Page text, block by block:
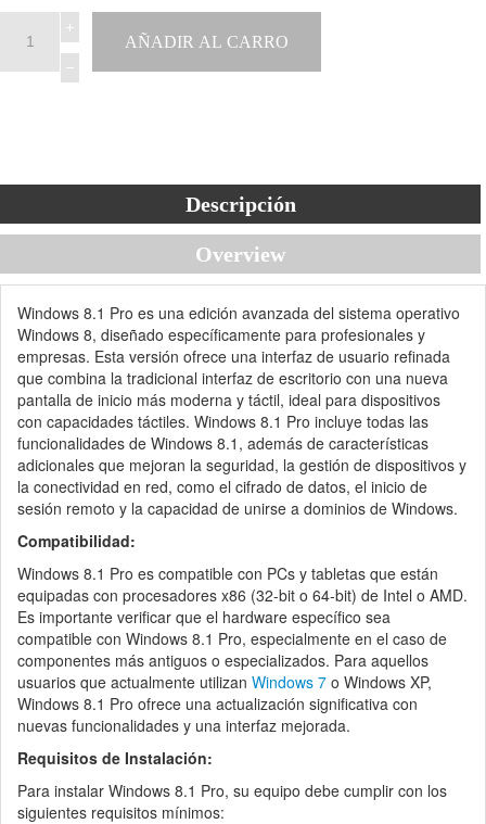
Descripción
Overview
Windows 8.1 Pro es una edición avanzada del sistema operativo
Windows 8, diseñado específicamente para profesionales y
empresas. Esta versión ofrece una interfaz de usuario refinada
que combina la tradicional interfaz de escritorio con una nueva
pantalla de inicio más moderna y táctil, ideal para dispositivos
con capacidades táctiles. Windows 8.1 Pro incluye todas las
funcionalidades de Windows 8.1, además de características
adicionales que mejoran la seguridad, la gestión de dispositivos y
la conectividad en red, como el cifrado de datos, el inicio de
sesión remoto y la capacidad de unirse a dominios de Windows.
Compatibilidad:
Windows 8.1 Pro es compatible con PCs y tabletas que están
equipadas con procesadores x86 (32-bit o 64-bit) de Intel o AMD.
Es importante verificar que el hardware específico sea
compatible con Windows 8.1 Pro, especialmente en el caso de
componentes más antiguos o especializados. Para aquellos
usuarios que actualmente utilizan Windows 7 o Windows XP,
Windows 8.1 Pro ofrece una actualización significativa con
nuevas funcionalidades y una interfaz mejorada.
Requisitos de Instalación:
Para instalar Windows 8.1 Pro, su equipo debe cumplir con los
siguientes requisitos mínimos: